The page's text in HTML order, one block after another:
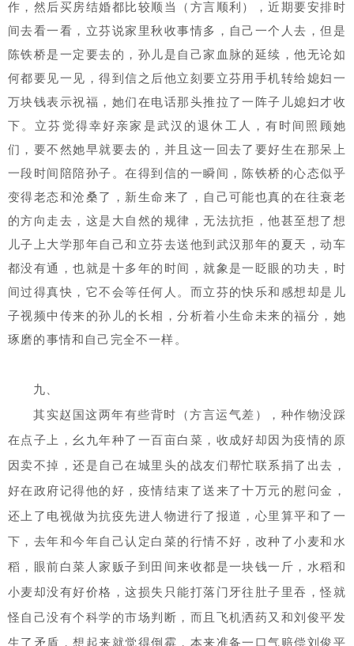
作，然后买房结婚都比较顺当（方言顺利），近期要安排时
间去看一看，立芬说家里秋收事情多，自己一个人去，但是
陈铁桥是一定要去的，孙儿是自己家血脉的延续，他无论如
何都要见一见，得到信之后他立刻要立芬用手机转给媳妇一
万块钱表示祝福，她们在电话那头推拉了一阵子儿媳妇才收
下。立芬觉得幸好亲家是武汉的退休工人，有时间照顾她
们，要不然她早就要去的，并且这一回去了要好生在那呆上
一段时间陪陪孙子。在得到信的一瞬间，陈铁桥的心态似乎
变得老态和沧桑了，新生命来了，自己可能也真的在往衰老
的方向走去，这是大自然的规律，无法抗拒，他甚至想了想
儿子上大学那年自己和立芬去送他到武汉那年的夏天，动车
都没有通，也就是十多年的时间，就象是一眨眼的功夫，时
间过得真快，它不会等任何人。而立芬的快乐和感想却是儿
子视频中传来的孙儿的长相，分析着小生命未来的福分，她
琢磨的事情和自己完全不一样。
九、
其实赵国这两年有些背时（方言运气差），种作物没踩
在点子上，幺九年种了一百亩白菜，收成好却因为疫情的原
因卖不掉，还是自己在城里头的战友们帮忙联系捐了出去，
好在政府记得他的好，疫情结束了送来了十万元的慰问金，
还上了电视做为抗疫先进人物进行了报道，心里算平和了一
下，去年和今年自己认定白菜的行情不好，改种了小麦和水
稻，眼前白菜人家贩子到田间来收都是一块钱一斤，水稻和
小麦却没有好价格，这损失只能打落门牙往肚子里吞，怪就
怪自己没有个科学的市场判断，而且飞机洒药又和刘俊平发
生了矛盾，想起来就觉得倒霉，本来准备一口气赔偿刘俊平